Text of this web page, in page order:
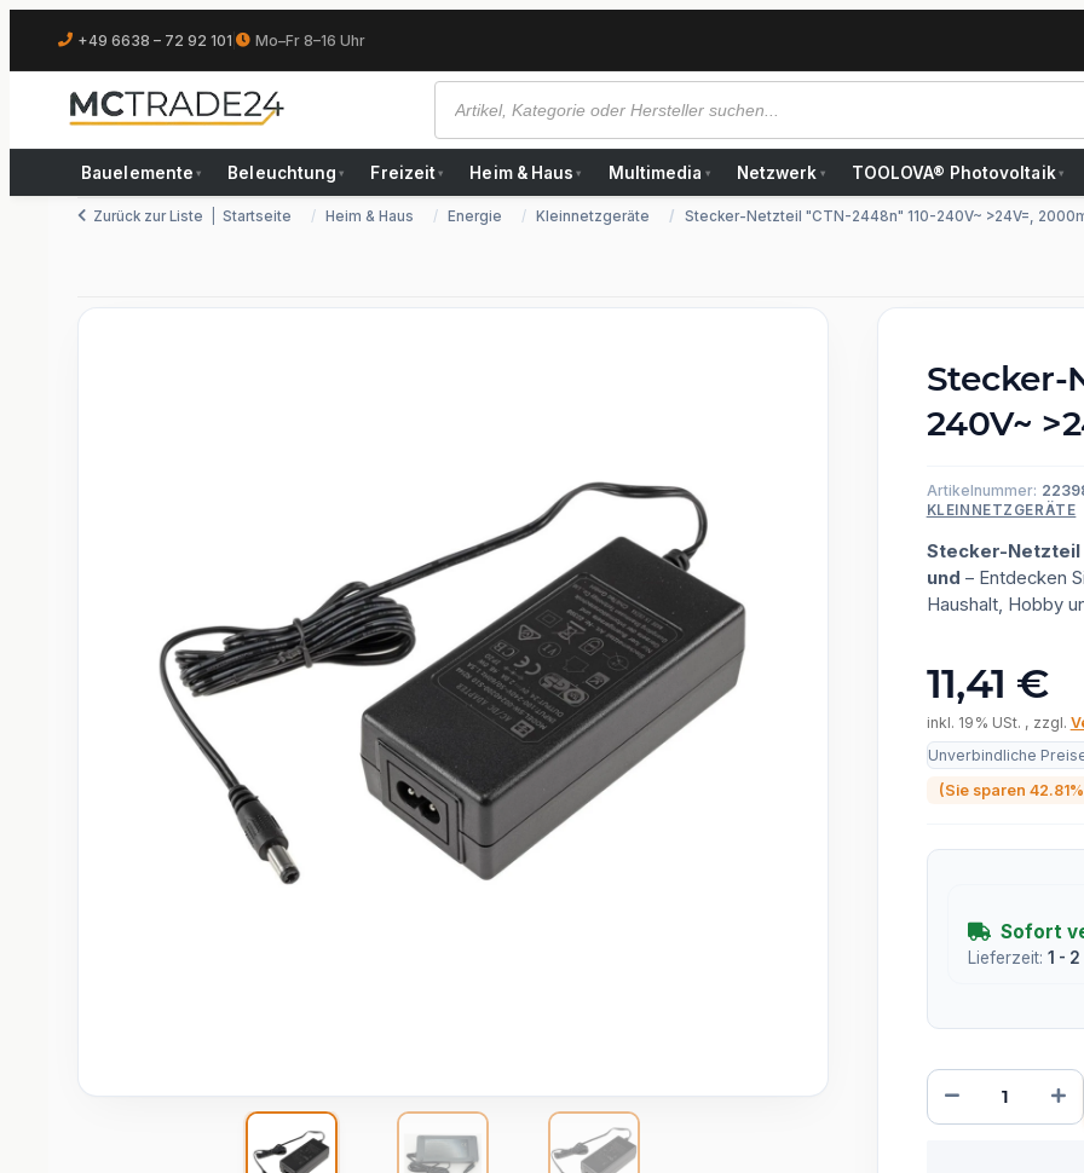
+49 6638 – 72 92 101 Mo–Fr 8–16 Uhr
Bauelemente ▾ Beleuchtung ▾ Freizeit ▾ Heim & Haus ▾ Multimedia ▾ Netzwerk ▾ TOOLOVA® Photovoltaik ▾
Zurück zur Liste Startseite Heim & Haus Energie Kleinnetzgeräte Stecker-Netzteil "CTN-2448n" 110-240V~ >24V=,
Stecker-
240V~
Artikelnummer:
KLEINNETZGERÄTE
Stecker-
und – Entdecken
Haushalt, Hobby
11,41 €
inkl. 19% USt. , zzgl.
Unverbindliche
(Sie sparen 42.81%
Sofort
Lieferzeit: 1 -